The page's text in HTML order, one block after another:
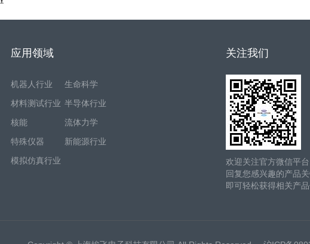
应用领域
机器人行业
生命科学
材料测试行业 半导体行业
核能
流体力学
特殊仪器
新能源行业
模拟仿真行业
关注我们
欢迎关注官方微信平台
回复您感兴趣的产品
即可轻松获得相关产